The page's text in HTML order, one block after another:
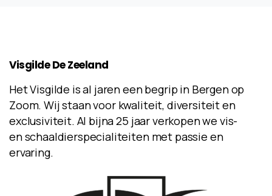
Visgilde DeZeeland
Het Visgilde is al jaren een begrip in Bergen op
Zoom. Wij staan voor kwaliteit, diversiteit en
exclusiviteit. Al bijna 25 jaar verkopen we vis-
en schaaldierspecialiteiten met passie en
ervaring.